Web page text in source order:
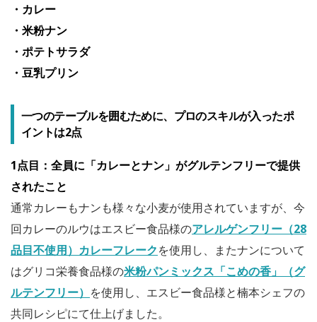
・カレー
・米粉ナン
・ポテトサラダ
・豆乳プリン
一つのテーブルを囲むために、プロのスキルが入ったポ
イントは2点
1点目：全員に「カレーとナン」がグルテンフリーで提供
されたこと
通常カレーもナンも様々な小麦が使用されていますが、今
回カレーのルウはエスビー食品様のアレルゲンフリー（28
品目不使用）カレーフレークを使用し、またナンについて
はグリコ栄養食品様の米粉パンミックス「こめの香」（グ
ルテンフリー） を使用し、エスビー食品様と楠本シェフの
共同レシピにて仕上げました。